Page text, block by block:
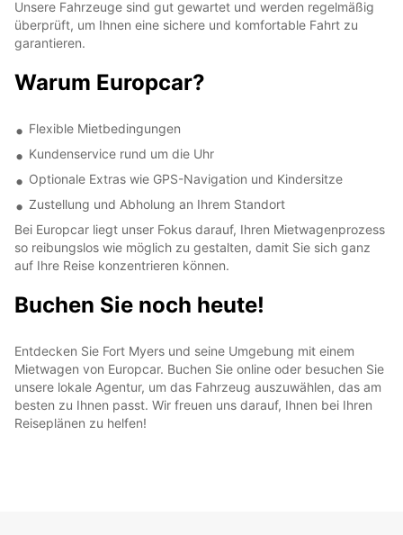
Unsere Fahrzeuge sind gut gewartet und werden regelmäßig
überprüft, um Ihnen eine sichere und komfortable Fahrt zu
garantieren.
Warum Europcar?
Flexible Mietbedingungen
Kundenservice rund um die Uhr
Optionale Extras wie GPS-Navigation und Kindersitze
Zustellung und Abholung an Ihrem Standort
Bei Europcar liegt unser Fokus darauf, Ihren Mietwagenprozess
so reibungslos wie möglich zu gestalten, damit Sie sich ganz
auf Ihre Reise konzentrieren können.
Buchen Sie noch heute!
Entdecken Sie Fort Myers und seine Umgebung mit einem
Mietwagen von Europcar. Buchen Sie online oder besuchen Sie
unsere lokale Agentur, um das Fahrzeug auszuwählen, das am
besten zu Ihnen passt. Wir freuen uns darauf, Ihnen bei Ihren
Reiseplänen zu helfen!